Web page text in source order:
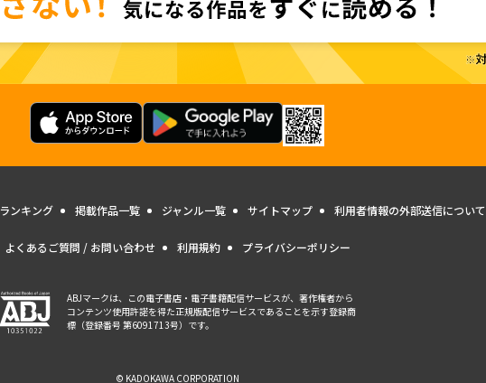
ランキング 掲載作品一覧 ジャンル一覧 サイトマップ 利用者情報の外部送信について
よくあるご質問 / お問い合わせ 利用規約 プライバシーポリシー
ABJマークは、この電子書店・電子書籍配信サービスが、著作権者から
コンテンツ使用許諾を得た正規版配信サービスであることを示す登録商
標（登録番号 第6091713号）です。
© KADOKAWA CORPORATION